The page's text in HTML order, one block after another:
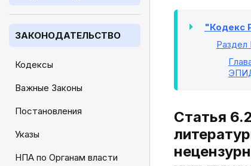
ЗАКОНОДАТЕЛЬСТВО
Кодексы
Важные Законы
Постановления
Указы
НПА по Органам власти
"Кодекс
Раздел
Статья